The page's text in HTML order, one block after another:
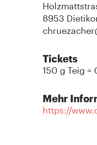
8953
Tickets
150 g Teig =
Mehr
https://